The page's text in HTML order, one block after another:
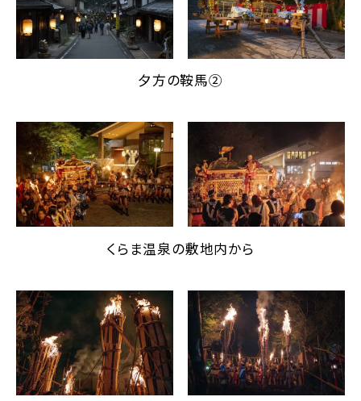
夕方の鞍馬②
くらま温泉の敷地内から